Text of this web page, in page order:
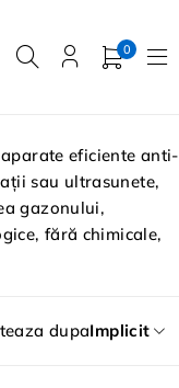
0
eficiente anti-
sau ultrasunete,
gazonului,
fără chimicale,
dupaImplicit